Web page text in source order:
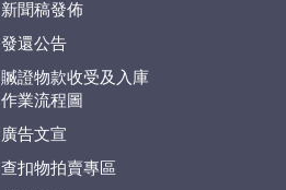
新聞稿發佈
發還公告
贓證物款收受及入庫
作業流程圖
廣告文宣
查扣物拍賣專區